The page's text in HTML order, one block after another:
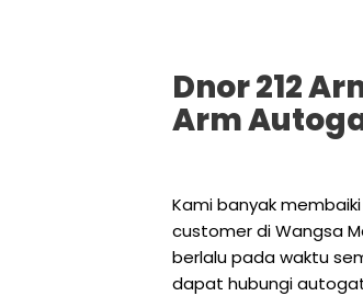
Dnor 212
Arm
Kami banyak
customer di Wangsa
berlalu pada waktu
dapat hubungi